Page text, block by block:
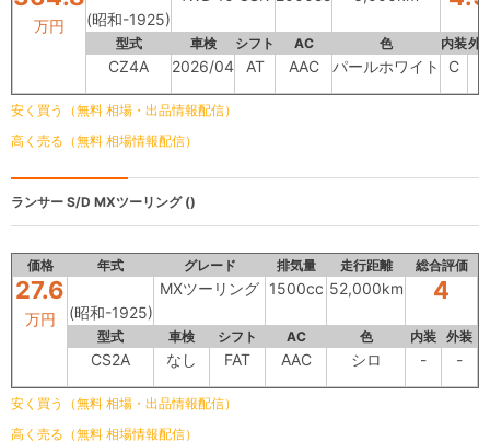
万円 (昭和-1925)
型式 車検 シフト AC 色 内装外
CZ4A 2026/04 AT AAC パールホワイト C
安く買う（無料 相場・出品情報配信）
高く売る（無料 相場情報配信）
ランサー S/D MXツーリング ()
価格 年式 グレード 排気量 走行距離 総合評価
27.6
万円 (昭和-1925)
MXツーリング 1500cc 52,000km 4
型式 車検 シフト AC 色 内装 外装
CS2A なし FAT AAC シロ - -
安く買う（無料 相場・出品情報配信）
高く売る（無料 相場情報配信）